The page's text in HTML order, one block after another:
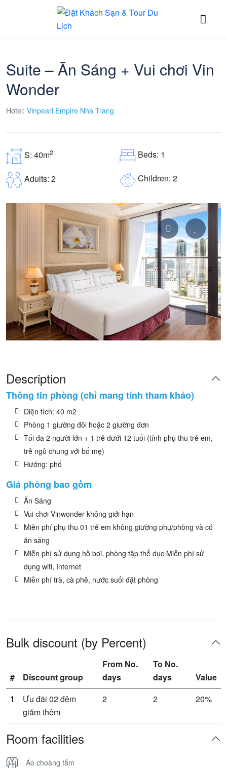
Suite – Ăn Sáng + Vui chơi Vin
Wonder
Hotel: Vinpearl Empire Nha Trang
S: 40m2 Beds: 1
Adults: 2 Children: 2
Description
Thông tin phòng (chỉ mang tính tham khảo)
Diện tích: 40 m2
Phòng 1 giường đôi hoặc 2 giường đơn
Tối đa 2 người lớn + 1 trẻ dưới 12 tuổi (tính phụ thu trẻ em,
trẻ ngủ chung với bố mẹ)
Hướng: phố
Giá phòng bao gồm
Ăn Sáng
Vui chơi Vinwonder không giới hạn
Miễn phí phụ thu 01 trẻ em không giường phụ/phòng và có
ăn sáng
Miễn phí sử dụng hồ bơi, phòng tập thể dục Miễn phí sử
dụng wifi, Internet
Miễn phí trà, cà phê, nước suối đặt phòng
Bulk discount (by Percent)
# Discount group
From No.
days
To No.
days
Value
1
Ưu đãi 02 đêm
giảm thêm
2 2 20%
Room facilities
Áo choàng tắm